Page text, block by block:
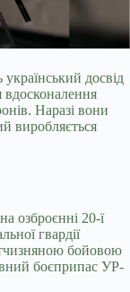
досвід
вдосконалення
Наразі вони
виробляється
озброєнні 20-ї
гвардії
бойовою
боєприпас УР-